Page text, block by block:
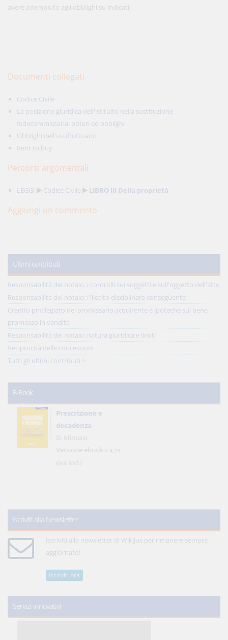
avere adempiuto agli obblighi su indicati.
Documenti collegati
Codice Civile
La posizione giuridica dell'istituito nella sostituzione
fedecommissaria: poteri ed obblighi
Obblighi dell'usufruttuario
Rent to buy
Percorsi argomentali
LEGGI Codice Civile LIBRO III Della proprietà
Aggiungi un commento
Ultimi contributi
Responsabilità del notaio: i controlli sui soggetti e sull'oggetto dell'atto
Responsabilità del notaio: l'illecito disciplinare conseguente
Credito privilegiato del promissario acquirente e ipoteche sul bene
promesso in vendita
Responsabilità del notaio: natura giuridica e limiti
Reciprocità delle concessioni
Tutti gli ultimi contributi >
E-Book
Prescrizione e
decadenza
D. Minussi
Versione ebook € 4,19
(iva incl.)
Iscriviti alla Newsletter
Iscriviti alla newsletter di WikiJus per rimanere sempre
aggiornato!
Iscriviti ora
Servizi innovativi